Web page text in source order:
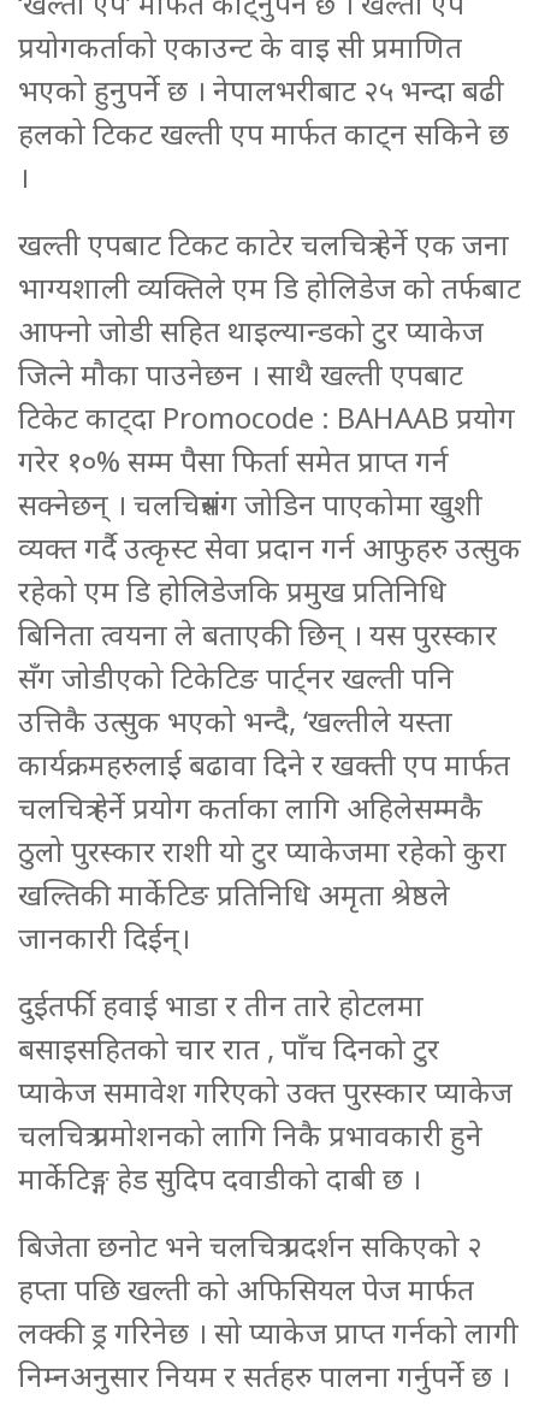
प्रयोगकर्ताको एकाउन्ट के वाइ सी प्रमाणित
भएको हुनुपर्ने छ । नेपालभरीबाट २५ भन्दा बढी
हलको टिकट खल्ती एप मार्फत काट्न सकिने छ
।
खल्ती एपबाट टिकट काटेर चलचित्र हेर्ने एक जना
भाग्यशाली व्यक्तिले एम डि होलिडेज को तर्फबाट
आफ्नो जोडी सहित थाइल्यान्डको टुर प्याकेज
जित्ने मौका पाउनेछन । साथै खल्ती एपबाट
टिकेट काट्दा Promocode : BAHAAB प्रयोग
गरेर १०% सम्म पैसा फिर्ता समेत प्राप्त गर्न
सक्नेछन् । चलचित्रसंग जोडिन पाएकोमा खुशी
व्यक्त गर्दै उत्कृस्ट सेवा प्रदान गर्न आफुहरु उत्सुक
रहेको एम डि होलिडेजकि प्रमुख प्रतिनिधि
बिनिता त्वयना ले बताएकी छिन् । यस पुरस्कार
सँग जोडीएको टिकेटिङ पार्ट्नर खल्ती पनि
उत्तिकै उत्सुक भएको भन्दै, ‘खल्तीले यस्ता
कार्यक्रमहरुलाई बढावा दिने र खक्ती एप मार्फत
चलचित्र हेर्ने प्रयोग कर्ताका लागि अहिलेसम्मकै
ठुलो पुरस्कार राशी यो टुर प्याकेजमा रहेको कुरा
खल्तिकी मार्केटिङ प्रतिनिधि अमृता श्रेष्ठले
जानकारी दिईन्।
दुईतर्फी हवाई भाडा र तीन तारे होटलमा
बसाइसहितको चार रात , पाँच दिनको टुर
प्याकेज समावेश गरिएको उक्त पुरस्कार प्याकेज
चलचित्र प्रमोशनको लागि निकै प्रभावकारी हुने
मार्केटिङ्ग हेड सुदिप दवाडीको दाबी छ ।
बिजेता छनोट भने चलचित्र प्रदर्शन सकिएको २
हप्ता पछि खल्ती को अफिसियल पेज मार्फत
लक्की ड्र गरिनेछ । सो प्याकेज प्राप्त गर्नको लागी
निम्नअनुसार नियम र सर्तहरु पालना गर्नुपर्ने छ ।